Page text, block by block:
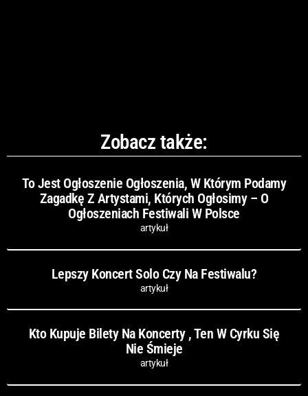
Zobacz także:
To Jest Ogłoszenie Ogłoszenia, W Którym Podamy
Zagadkę Z Artystami, Których Ogłosimy – O
Ogłoszeniach Festiwali W Polsce
artykuł
Lepszy Koncert Solo Czy Na Festiwalu?
artykuł
Kto Kupuje Bilety Na Koncerty , Ten W Cyrku Się
Nie Śmieje
artykuł